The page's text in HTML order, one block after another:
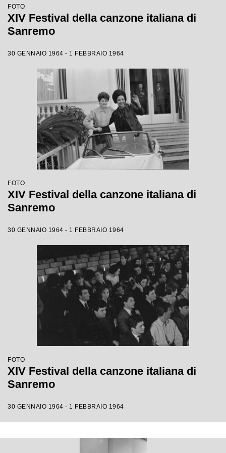
FOTO
XIV Festival della canzone italiana di
Sanremo
30 GENNAIO 1964 - 1 FEBBRAIO 1964
FOTO
XIV Festival della canzone italiana di
Sanremo
30 GENNAIO 1964 - 1 FEBBRAIO 1964
FOTO
XIV Festival della canzone italiana di
Sanremo
30 GENNAIO 1964 - 1 FEBBRAIO 1964